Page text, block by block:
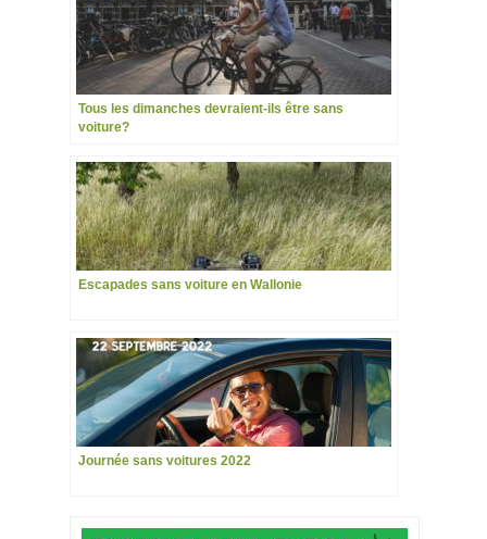
Tous les dimanches devraient-ils être sans
voiture?
Escapades sans voiture en Wallonie
Journée sans voitures 2022